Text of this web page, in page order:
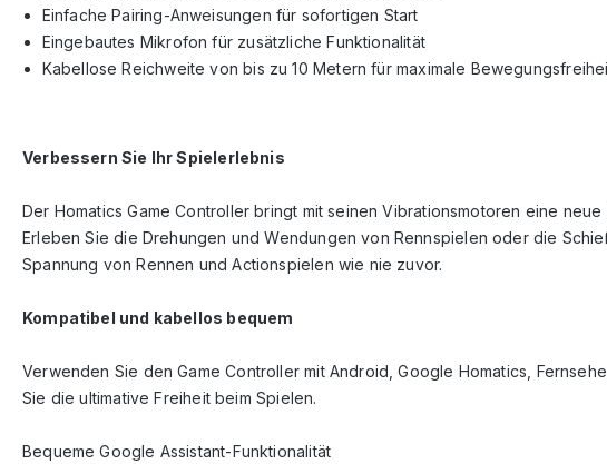
Einfache Pairing-Anweisungen für sofortigen Start
Eingebautes Mikrofon für zusätzliche Funktionalität
Kabellose Reichweite von bis zu 10 Metern für maximale
Verbessern Sie Ihr Spielerlebnis
Der Homatics Game Controller bringt mit seinen Vibrationsmotoren eine
Erleben Sie die Drehungen und Wendungen von Rennspielen oder die
Spannung von Rennen und Actionspielen wie nie zuvor.
Kompatibel und kabellos bequem
Verwenden Sie den Game Controller mit Android, Google Homatics,
Sie die ultimative Freiheit beim Spielen.
Bequeme Google Assistant-Funktionalität